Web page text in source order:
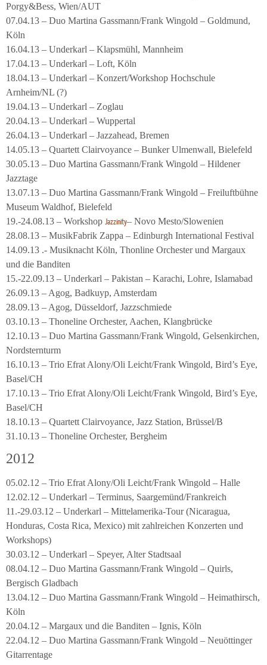
Porgy&Bess, Wien/AUT
07.04.13 – Duo Martina Gassmann/Frank Wingold – Goldmund,
Köln
16.04.13 – Underkarl – Klapsmühl, Mannheim
17.04.13 – Underkarl – Loft, Köln
18.04.13 – Underkarl – Konzert/Workshop Hochschule
Arnheim/NL (?)
19.04.13 – Underkarl – Zoglau
20.04.13 – Underkarl – Wuppertal
26.04.13 – Underkarl – Jazzahead, Bremen
14.05.13 – Quartett Clairvoyance – Bunker Ulmenwall, Bielefeld
30.05.13 – Duo Martina Gassmann/Frank Wingold – Hildener
Jazztage
13.07.13 – Duo Martina Gassmann/Frank Wingold – Freiluftbühne
Museum Waldhof, Bielefeld
19.-24.08.13 – Workshop Jazzinity– Novo Mesto/Slowenien
28.08.13 – MusikFabrik Zappa – Edinburgh International Festival
14.09.13 .- Musiknacht Köln, Thonline Orchester und Margaux
und die Banditen
15.-22.09.13 – Underkarl – Pakistan – Karachi, Lohre, Islamabad
26.09.13 – Agog, Badkuyp, Amsterdam
28.09.13 – Agog, Düsseldorf, Jazzschmiede
03.10.13 – Thoneline Orchester, Aachen, Klangbrücke
12.10.13 – Duo Martina Gassmann/Frank Wingold, Gelsenkirchen,
Nordsternturm
16.10.13 – Trio Efrat Alony/Oli Leicht/Frank Wingold, Bird’s Eye,
Basel/CH
17.10.13 – Trio Efrat Alony/Oli Leicht/Frank Wingold, Bird’s Eye,
Basel/CH
18.10.13 – Quartett Clairvoyance, Jazz Station, Brüssel/B
31.10.13 – Thoneline Orchester, Bergheim
2012
05.02.12 – Trio Efrat Alony/Oli Leicht/Frank Wingold – Halle
12.02.12 – Underkarl – Terminus, Saargemünd/Frankreich
11.-29.03.12 – Underkarl – Mittelamerika-Tour (Nicaragua,
Honduras, Costa Rica, Mexico) mit zahlreichen Konzerten und
Workshops)
30.03.12 – Underkarl – Speyer, Alter Stadtsaal
08.04.12 – Duo Martina Gassmann/Frank Wingold – Quirls,
Bergisch Gladbach
13.04.12 – Duo Martina Gassmann/Frank Wingold – Heimathirsch,
Köln
20.04.12 – Margaux und die Banditen – Ignis, Köln
22.04.12 – Duo Martina Gassmann/Frank Wingold – Neuöttinger
Gitarrentage